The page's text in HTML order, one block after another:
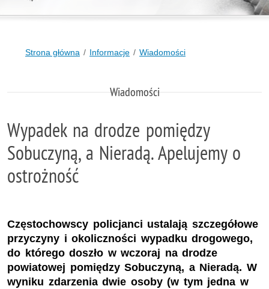
Strona główna Informacje Wiadomości
Wiadomości
Wypadek na drodze pomiędzy
Sobuczyną, a Nieradą. Apelujemy o
ostrożność
Częstochowscy policjanci ustalają szczegółowe
przyczyny i okoliczności wypadku drogowego,
do którego doszło w wczoraj na drodze
powiatowej pomiędzy Sobuczyną, a Nieradą. W
wyniku zdarzenia dwie osoby (w tym jedna w